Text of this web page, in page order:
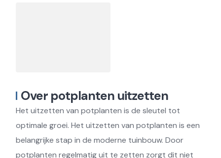
Over potplanten uitzetten
Het uitzetten van potplanten is de sleutel tot
optimale groei. Het uitzetten van potplanten is een
belangrijke stap in de moderne tuinbouw. Door
potplanten regelmatig uit te zetten zorgt dit niet